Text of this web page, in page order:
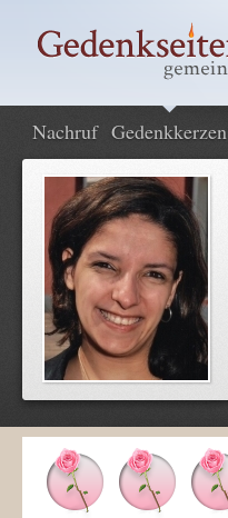
Nachruf Gedenkkerzen